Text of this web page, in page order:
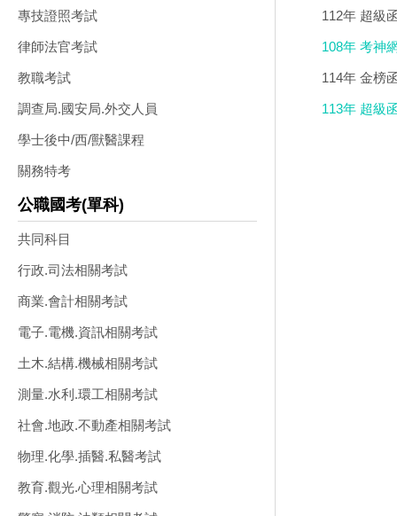
專技證照考試
律師法官考試
教職考試
調查局.國安局.外交人員
學士後中/西/獸醫課程
關務特考
公職國考(單科)
共同科目
行政.司法相關考試
商業.會計相關考試
電子.電機.資訊相關考試
土木.結構.機械相關考試
測量.水利.環工相關考試
社會.地政.不動產相關考試
物理.化學.插醫.私醫考試
教育.觀光.心理相關考試
112年 超級
108年 考神
114年 金榜
113年 超級